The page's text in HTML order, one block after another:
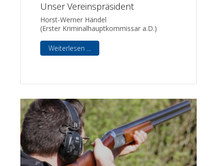
Unser Vereinspräsident
Horst-Werner Händel
(Erster Kriminalhauptkommissar a.D.)
Weiterlesen ...